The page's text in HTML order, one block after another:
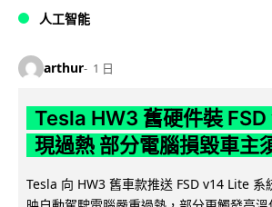
人工智能
arthur 1 日
Tesla HW3 舊硬件裝
現過熱 部分電腦損毀車主
Tesla 向 HW3 舊車款推送 FSD v14 Lite 系